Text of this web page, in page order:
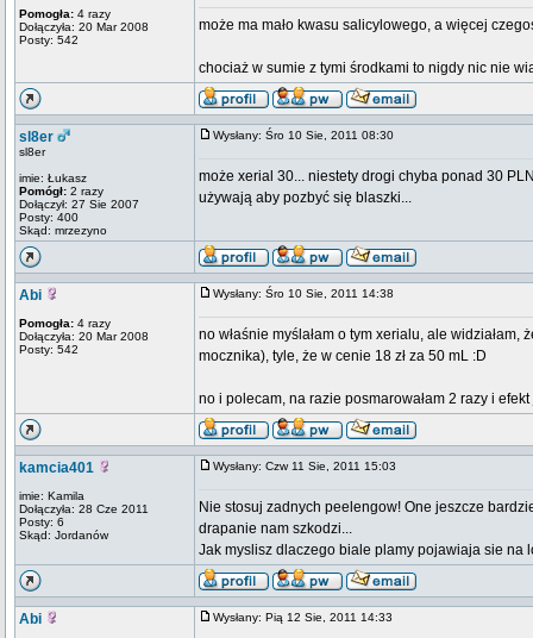
Pomogła: 4 razy
Dołączyła: 20 Mar 2008
Posty: 542
może ma mało kwasu salicylowego, a więcej
chociaż w sumie z tymi środkami to nigdy nic nie
sl8er
sl8er
imie: Łukasz
Pomógł: 2 razy
Dołączył: 27 Sie 2007
Posty: 400
Skąd: mrzezyno
Wysłany: Śro 10 Sie, 2011 08:30
może xerial 30... niestety drogi chyba ponad 30
używają aby pozbyć się blaszki...
Abi
Pomogła: 4 razy
Dołączyła: 20 Mar 2008
Posty: 542
Wysłany: Śro 10 Sie, 2011 14:38
no właśnie myślałam o tym xerialu, ale
mocznika), tyle, że w cenie 18 zł za 50 mL :D
no i polecam, na razie posmarowałam 2 razy i
kamcia401
imie: Kamila
Dołączyła: 28 Cze 2011
Posty: 6
Skąd: Jordanów
Wysłany: Czw 11 Sie, 2011 15:03
Nie stosuj zadnych peelengow! One jeszcze
drapanie nam szkodzi...
Jak myslisz dlaczego biale plamy pojawiaja sie na
Abi Wysłany: Pią 12 Sie, 2011 14:33